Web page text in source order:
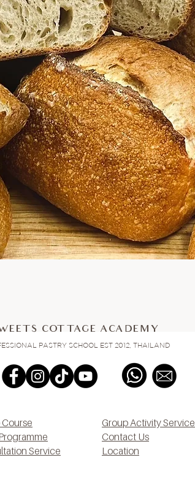
COTTAGE ACADEMY
PASTRY SCHOOL EST 2012, THAILAND
Service
Group Activity Service
Contact Us
Location